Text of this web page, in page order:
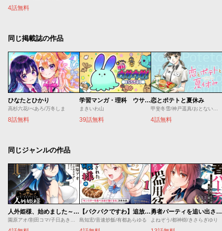
4話無料
同じ掲載誌の作品
ひなたとひかり
高杉六花/べあろ/万冬しま
8話無料
学習マンガ・理科 ウサウサ！
まきいわ山
39話無料
恋とポテトと夏休み
4話無料
同じジャンルの作品
人外姫様、始めました～Ｆｒｅｅ Ｌｉｆｅ Ｆａｎｔａｓｙ Ｏｎｌｉｎｅ～
園原アオ/割田コマ/子日あきすず/Ｓｈｅｒｒｙ
【パクパクですわ】追放されたお嬢様の『モンスターを食べるほど強くなる』スキルは、１食で１レベルアップする前代未聞の最強スキルでした。３日で人類最強になりましたわ～！
島知宏/音速炒飯/有都あらゆる
勇者パーティを追い出された器用貧乏 ～パーティ事情で付与術士をやっていた剣士、万能へと至る～
よねぞう/都神樹/きさらぎゆり